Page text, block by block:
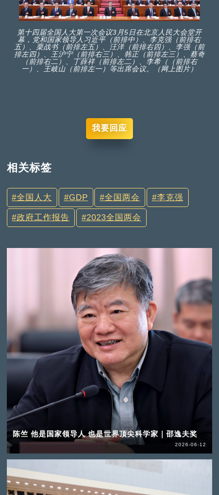
第十四届全国人大第一次会议3月5日在北京人民大会堂开
幕，党和国家领导人习近平（前排中）、李克强（前排右
五）、栗战书（前排左五）、汪洋（前排右四）、李强（前
排左四）、王沪宁（前排右三）、韩正（前排左三）、蔡奇
（前排右二）、丁薛祥（前排左二）、李希（（前排右
一）、王岐山（前排左一）等出席会议。（网上图片）
我要回应
相关标签
全国人大 GDP 全国两会 李克强
政府工作报告 2023全国两会
陈竺 他是国家领导人 也是世界顶尖科学家｜邵逸夫奖
2026-06-12